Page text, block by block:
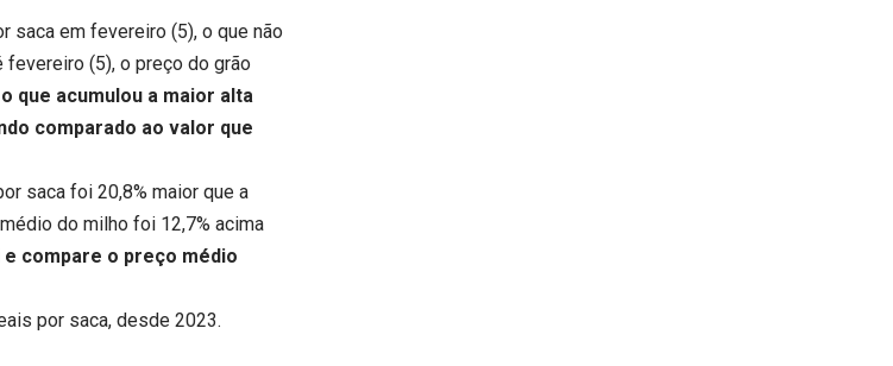
saca em fevereiro (5), o que não
fevereiro (5), o preço do grão
que acumulou a maior alta
comparado ao valor que
saca foi 20,8% maior que a
do milho foi 12,7% acima
e compare o preço médio
por saca, desde 2023.